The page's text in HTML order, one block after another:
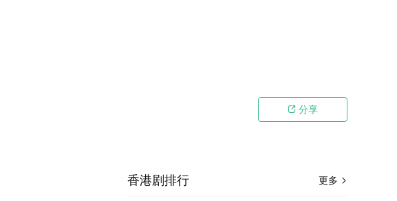
 分享
更多 
香港剧排行